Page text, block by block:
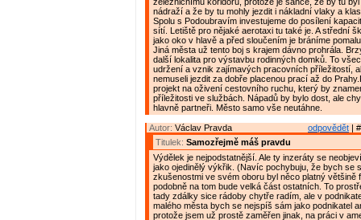
nádraží a že by tu mohly jezdit i nákladní vlaky a
Spolu s Podoubravím investujeme do posílení
sítí. Letiště pro nějaké aerotaxi tu také je. A střední
jako oko v hlavě a před sloučením je bráníme
Jiná města už tento boj s krajem dávno prohrála.
další lokalita pro výstavbu rodinných domků. To
udržení a vznik zajímavých pracovních příležitostí,
nemuseli jezdit za dobře placenou prací až do
projekt na oživení cestovního ruchu, který by
příležitosti ve službách. Nápadů by bylo dost, ale
hlavně partneři. Město samo vše neutáhne.
odpovědět |
Autor: Václav Pravda
Titulek: Samozřejmě máš pravdu
Výdělek je nejpodstatnější. Ale ty inzeráty se
jako ojedinělý výkřik. (Navíc pochybuju, že bych se
zkušenostmi ve svém oboru byl něco platný většině
podobně na tom bude velká část ostatních. To
tady zdálky sice rádoby chytře radím, ale v
malého města bych se nejspíš sám jako podnikatel
protože jsem už prostě zaměřen jinak, na práci v